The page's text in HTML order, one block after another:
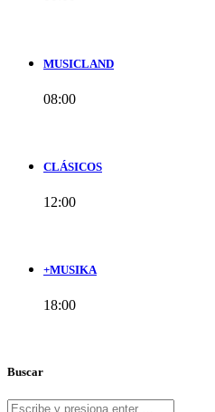
MUSICLAND
08:00
CLÁSICOS
12:00
+MUSIKA
18:00
Buscar